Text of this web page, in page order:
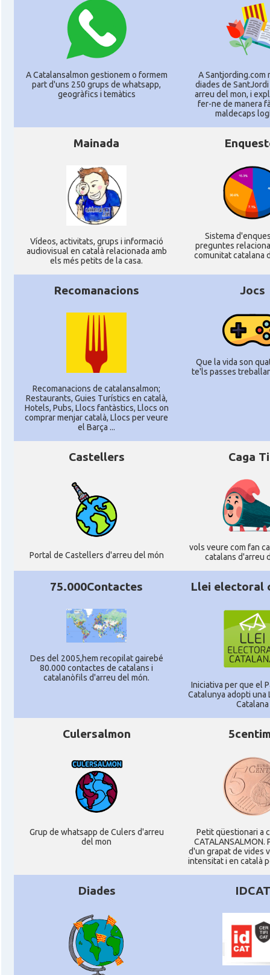
A Catalansalmon gestionem o formem
part d'uns 250 grups de whatsapp,
geogràfics i temàtics
A Santjording.com
diades de
arreu del mon, i
fer-ne de manera
maldecaps
Mainada
Ví­deos, activitats, grups i informació
audiovisual en català relacionada amb
els més petits de la casa.
Sistema
preguntes
comunitat catalana
Recomanacions
Recomanacions de catalansalmon;
Restaurants, Guies Turístics en català,
Hotels, Pubs, Llocs fantàstics, Llocs on
comprar menjar català, Llocs per veure
el Barça ...
Jocs
Que la vida son
te'ls passes
Castellers
Portal de Castellers d'arreu del món
Caga
vols veure com fan
catalans d'arreu
75.000Contactes
Des del 2005,hem recopilat gairebé
80.000 contactes de catalans i
catalanòfils d'arreu del món.
Llei electoral
Iniciativa per que el
Catalunya adopti una
Catalana
Culersalmon
Grup de whatsapp de Culers d'arreu
del mon
Petit qüestionari a
CATALANSALMON.
d'un grapat de vides
intensitat i en català
Diades IDCAT